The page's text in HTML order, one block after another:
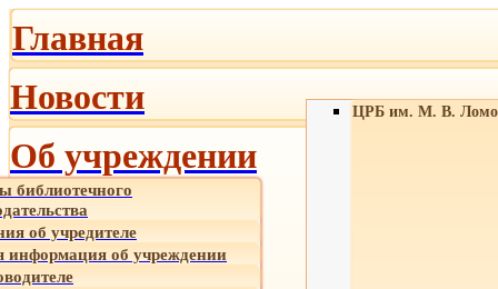
Главная
Новости
Об учреждении
библиотечного
об учредителе
об учреждении
ЦРБ им. М. В.